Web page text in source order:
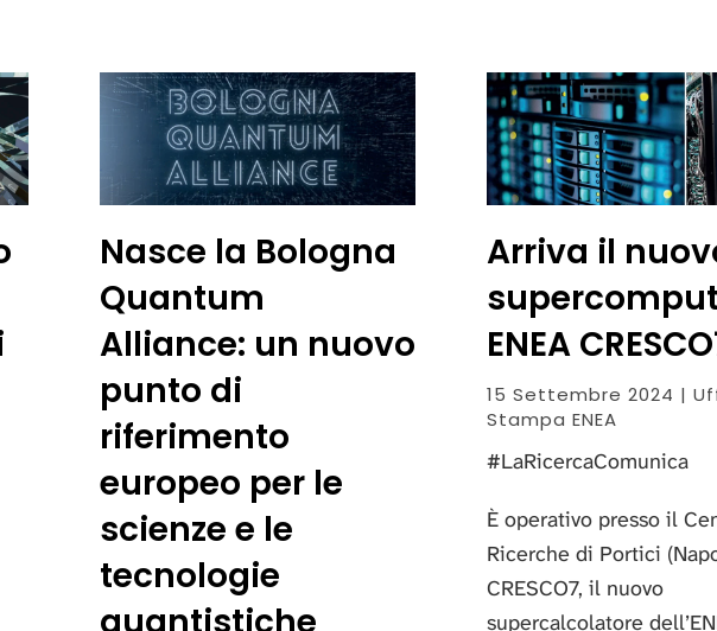
Nasce la Bologna
Quantum
Alliance: un nuovo
punto di
riferimento
europeo per le
scienze e le
tecnologie
Arriva il
ENEA
15 Settembre 2024 |
Stampa ENEA
#LaRicercaComunica
È operativo presso il
Ricerche di Portici
CRESCO7, il nuovo
supercalcolatore